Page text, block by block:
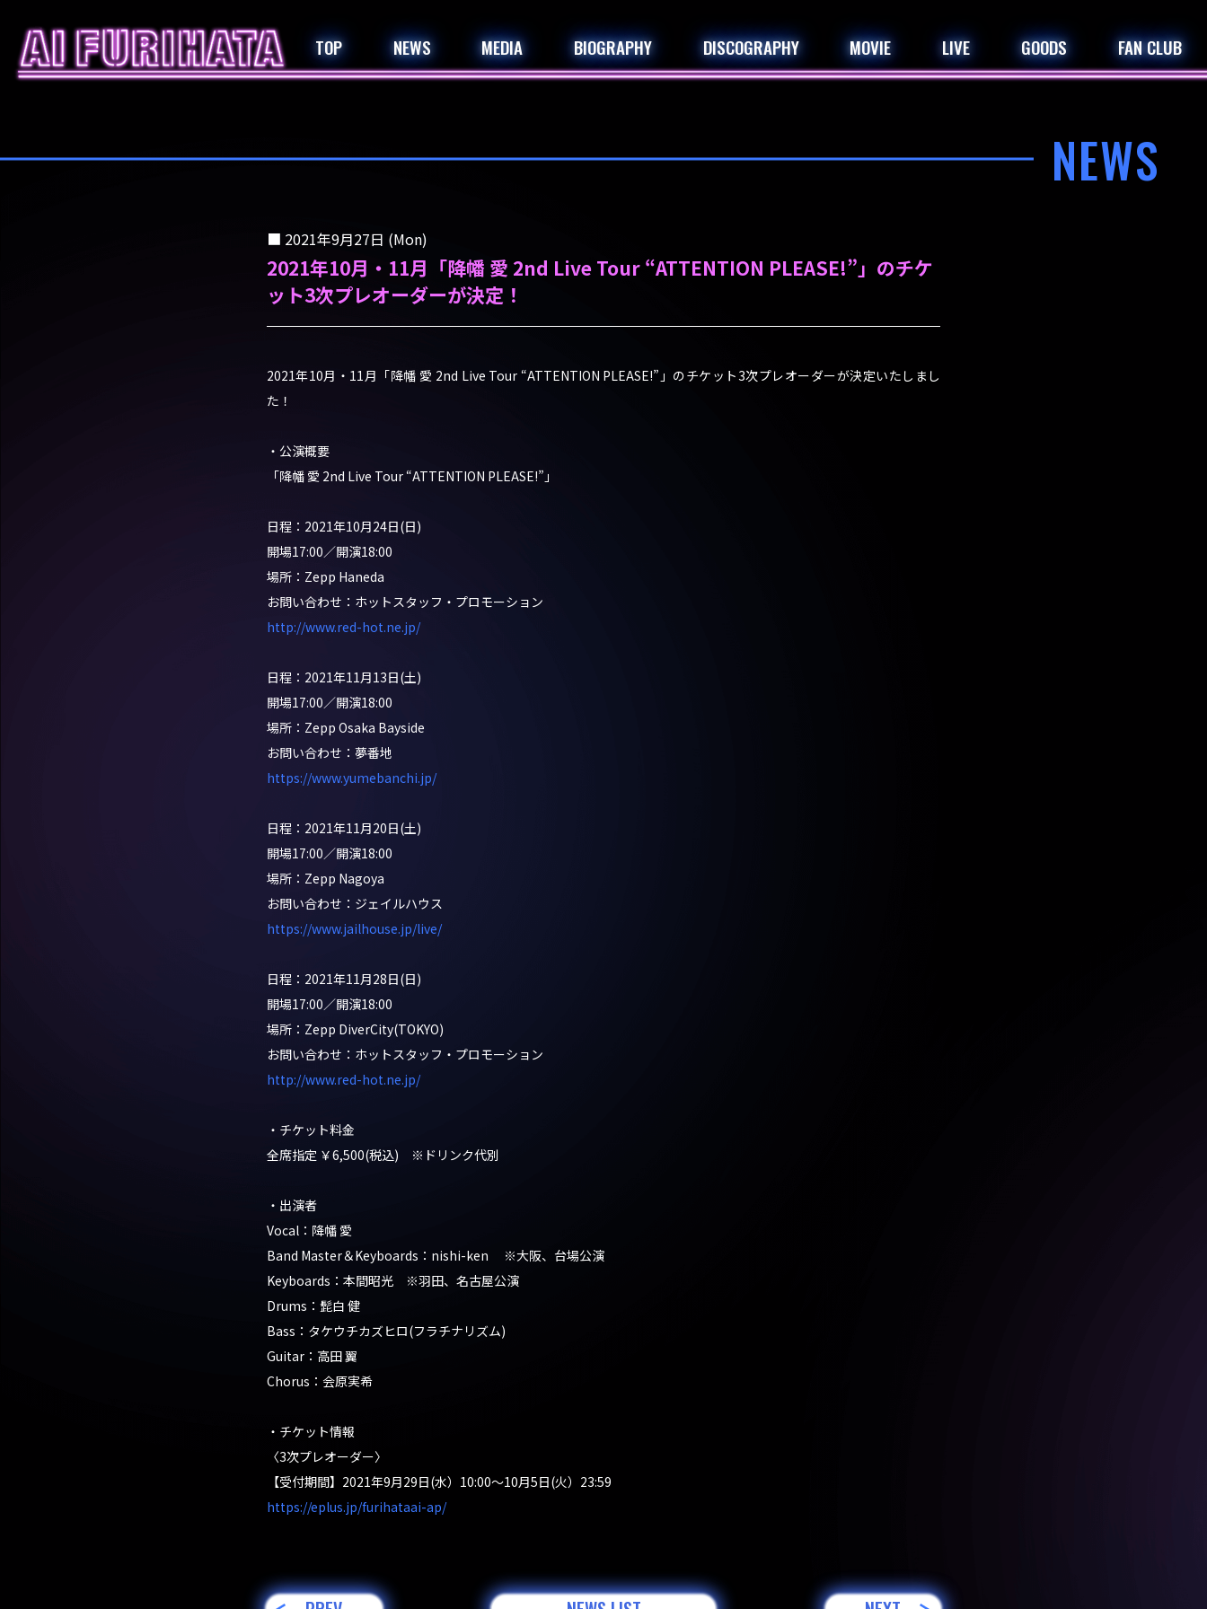
TOP NEWS MEDIA BIOGRAPHY DISCOGRAPHY MOVIE LIVE GOODS FAN CLUB
NEWS
2021年9月27日 (Mon)
2021年10月・11月「降幡 愛 2nd Live Tour “ATTENTION PLEASE!”」のチケ
ット3次プレオーダーが決定！
2021年10月・11月「降幡 愛 2nd Live Tour “ATTENTION PLEASE!”」のチケット3次プレオーダーが決定いたしまし
た！
・公演概要
「降幡 愛 2nd Live Tour “ATTENTION PLEASE!”」
日程：2021年10月24日(日)
開場17:00／開演18:00
場所：Zepp Haneda
お問い合わせ：ホットスタッフ・プロモーション
http://www.red-hot.ne.jp/
日程：2021年11月13日(土)
開場17:00／開演18:00
場所：Zepp Osaka Bayside
お問い合わせ：夢番地
https://www.yumebanchi.jp/
日程：2021年11月20日(土)
開場17:00／開演18:00
場所：Zepp Nagoya
お問い合わせ：ジェイルハウス
https://www.jailhouse.jp/live/
日程：2021年11月28日(日)
開場17:00／開演18:00
場所：Zepp DiverCity(TOKYO)
お問い合わせ：ホットスタッフ・プロモーション
http://www.red-hot.ne.jp/
・チケット料金
全席指定 ￥6,500(税込) ※ドリンク代別
・出演者
Vocal：降幡 愛
Band Master＆Keyboards：nishi-ken ※大阪、台場公演
Keyboards：本間昭光 ※羽田、名古屋公演
Drums：髭白 健
Bass：タケウチカズヒロ(フラチナリズム)
Guitar：高田 翼
Chorus：会原実希
・チケット情報
〈3次プレオーダー〉
【受付期間】2021年9月29日(水）10:00〜10月5日(火）23:59
https://eplus.jp/furihataai-ap/